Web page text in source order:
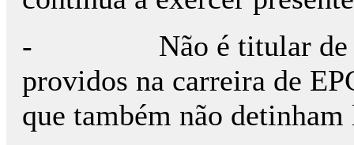
- Não é titular de
providos na carreira de
que também não